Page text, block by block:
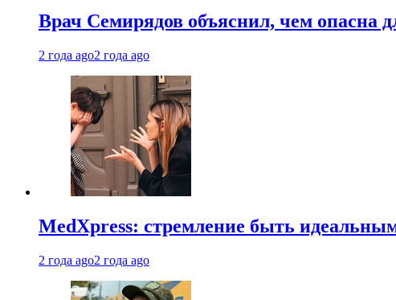
Врач Семирядов объяснил, чем опасна
2 года ago2 года ago
MedXpress: стремление быть
2 года ago2 года ago